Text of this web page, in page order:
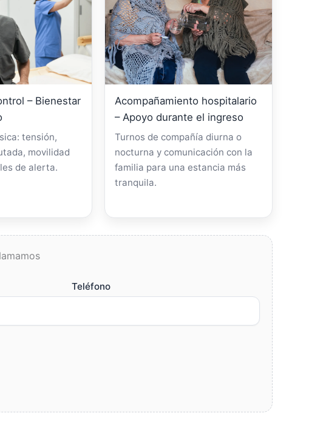
– Bienestar
tensión,
movilidad
de alerta.
Acompañamiento hospitalario
– Apoyo durante el ingreso
Turnos de compañía diurna o
nocturna y comunicación con la
familia para una estancia más
tranquila.
Teléfono